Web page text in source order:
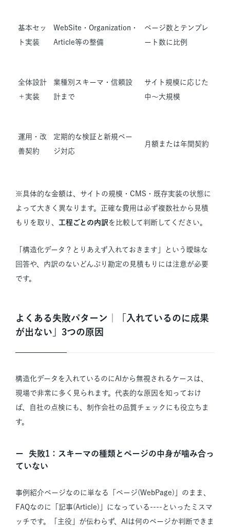
基本セッ
ト実装
WebSite・Organization・
Article等の整備
ページ数とテンプレ
ート数に比例
全体設計
＋実装
業種別スキーマ・信頼設
計まで
サイト規模に応じた
中〜大規模
運用・改
善契約
定期的な検証と新規ペー
ジ対応
月額または年間契約
※具体的な金額は、サイトの規模・CMS・既存実装の状態に
よって大きく異なります。正確な費用は必ず複数社から見積
もりを取り、 工程ごとの内訳 を比較して判断してください。
「構造化データ？とりあえず入れておきます」という曖昧な
回答や、内訳のないどんぶり勘定の見積もりには注意が必要
です。
よくある失敗パターン｜「入れているのに成果
が出ない」3つの原因
構造化データを入れているのにAIから無視されるケースは、
現場で非常に多く見られます。代表的な原因を知っておけ
ば、自社の点検にも、制作会社の品質チェックにも役立ちま
す。
失敗1：スキーマの種類とページの中身が噛み合っ
ていない
事例紹介ページなのに単なる「ページ(WebPage)」のまま、
FAQなのに「記事(Article)」になっている----といったミスマ
ッチです。「主役」が伝わらず、AIは何のページか判断できま